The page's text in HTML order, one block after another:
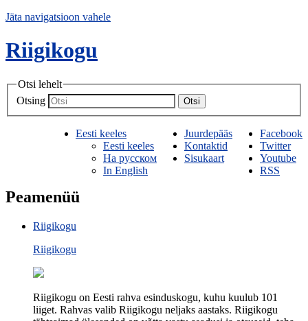
Jäta navigatsioon vahele
Riigikogu
Otsi lehelt
Otsing
Otsi
Facebook
Twitter
Youtube
RSS
Juurdepääs
Kontaktid
Sisukaart
Eesti keeles
Eesti keeles
На русском
In English
Peamenüü
Riigikogu
Riigikogu
Riigikogu on Eesti rahva esinduskogu, kuhu kuulub 101
liiget. Rahvas valib Riigikogu neljaks aastaks. Riigikogu